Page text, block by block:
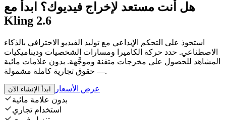
هل أنت مستعد لإخراج فيديوك؟ ابدأ مع
Kling 2.6
استحوذ على التحكم الإبداعي مع توليد الفيديو الاحترافي بالذكاء
الاصطناعي. حدد حركة الكاميرا ومسارات الشخصيات وديناميكيات
المشاهد للحصول على مخرجات متقنة وموجَّهة. بدون علامات مائية
— حقوق تجارية كاملة مشمولة.
ابدأ الإنشاء الآن
عرض الأسعار
بدون علامة مائية
استخدام تجاري